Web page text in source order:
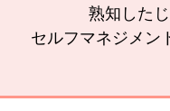
熟知した
セルフマネジメン